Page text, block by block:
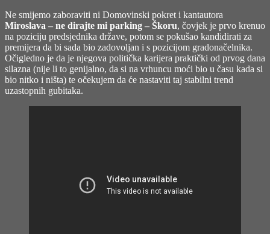
Ne smijemo zaboraviti ni Domovinski pokret i kantautora
Miroslava – ne dirajte mi parking – Škoru, čovjek je prvo krenuo
na poziciju predsjednika države, potom se pokušao kandidirati za
premijera da bi sada bio zadovoljan i s pozicijom gradonačelnika.
Očigledno je da je njegova politička karijera praktički od prvog dana
silazna (nije li to genijalno, da si na vrhuncu moći bio u času kada si
bio nitko i ništa) te očekujem da će nastaviti taj stabilni trend
uzastopnih gubitaka.